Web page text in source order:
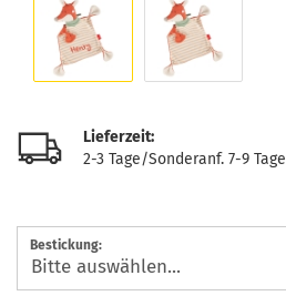
Lieferzeit:
2-3 Tage/Sonderanf. 7-9 Tage
Bestickung: